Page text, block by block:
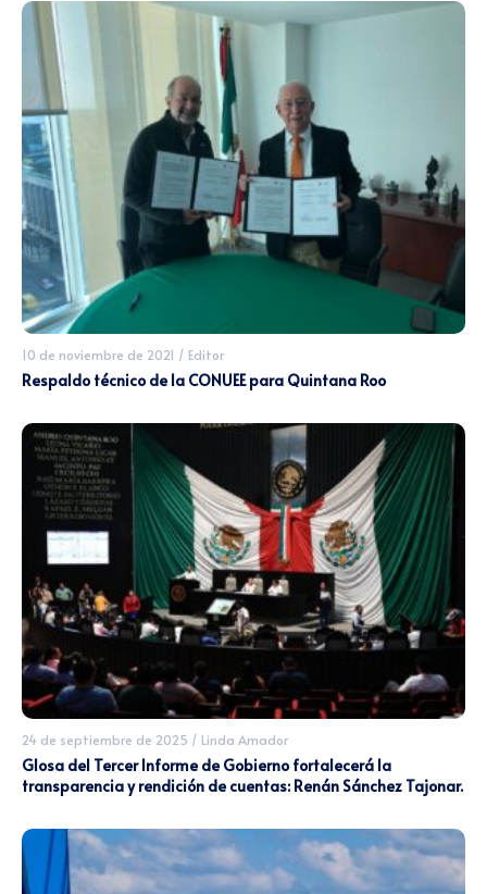
10 de noviembre de 2021 / Editor
Respaldo técnico de la CONUEE para Quintana Roo
24 de septiembre de 2025 / Linda Amador
Glosa del Tercer Informe de Gobierno fortalecerá la
transparencia y rendición de cuentas: Renán Sánchez Tajonar.